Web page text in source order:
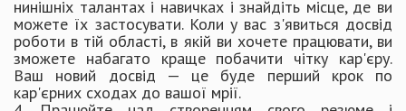
нинішніх талантах і навичках і знайдіть місце, де ви
можете їх застосувати. Коли у вас з'явиться досвід
роботи в тій області, в якій ви хочете працювати, ви
зможете набагато краще побачити чітку кар'єру.
Ваш новий досвід — це буде перший крок по
кар'єрних сходах до вашої мрії.